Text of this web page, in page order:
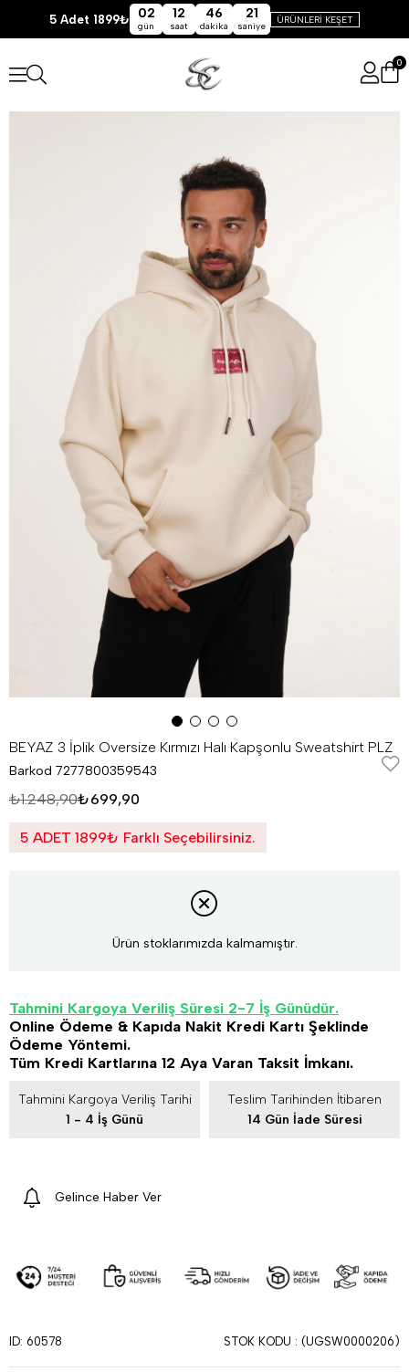
5 Adet 1899₺ 02
gün
12
saat
46
dakika
21
saniye
ÜRÜNLERİ KEŞET
0
BEYAZ 3 İplik Oversize Kırmızı Halı Kapşonlu Sweatshirt PLZ
Barkod 7277800359543
₺1.248,90₺699,90
5 ADET 1899₺ Farklı Seçebilirsiniz.
Ürün stoklarımızda kalmamıştır.
Tahmini Kargoya Veriliş Süresi 2-7 İş Günüdür.
Online Ödeme & Kapıda Nakit Kredi Kartı Şeklinde
Ödeme Yöntemi.
Tüm Kredi Kartlarına 12 Aya Varan Taksit İmkanı.
Tahmini Kargoya Veriliş Tarihi
1 - 4 İş Günü
Teslim Tarihinden İtibaren
14 Gün İade Süresi
Gelince Haber Ver
ID: 60578 STOK KODU (UGSW0000206)